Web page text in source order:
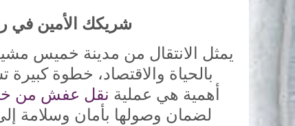
شريكك الأمين في
يمثل الانتقال من مدينة خميس
بالحياة والاقتصاد، خطوة
أهمية هي عملية نقل عفش من
لضمان وصولها بأمان وسلامة